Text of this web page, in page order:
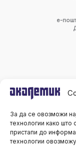
За да се овозможи
технологии како што
пристапи до
технологии
е-